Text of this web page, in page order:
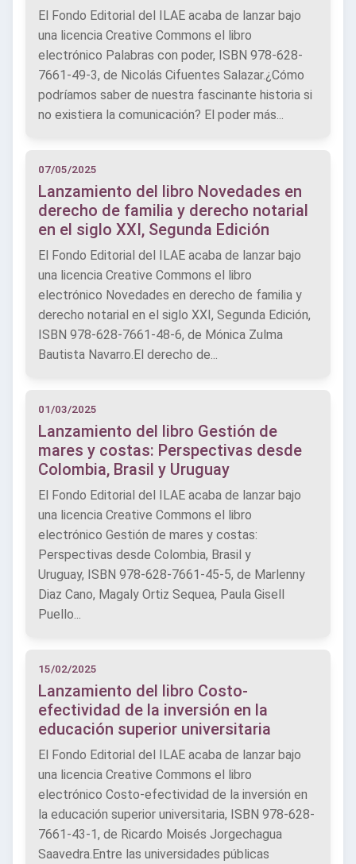
El Fondo Editorial del ILAE acaba de lanzar bajo
una licencia Creative Commons el libro
electrónico Palabras con poder, ISBN 978-628-
7661-49-3, de Nicolás Cifuentes Salazar.¿Cómo
podríamos saber de nuestra fascinante historia si
no existiera la comunicación? El poder más...
07/05/2025
Lanzamiento del libro Novedades en
derecho de familia y derecho notarial
en el siglo XXI, Segunda Edición
El Fondo Editorial del ILAE acaba de lanzar bajo
una licencia Creative Commons el libro
electrónico Novedades en derecho de familia y
derecho notarial en el siglo XXI, Segunda Edición,
ISBN 978-628-7661-48-6, de Mónica Zulma
Bautista Navarro.El derecho de...
01/03/2025
Lanzamiento del libro Gestión de
mares y costas: Perspectivas desde
Colombia, Brasil y Uruguay
El Fondo Editorial del ILAE acaba de lanzar bajo
una licencia Creative Commons el libro
electrónico Gestión de mares y costas:
Perspectivas desde Colombia, Brasil y
Uruguay, ISBN 978-628-7661-45-5, de Marlenny
Diaz Cano, Magaly Ortiz Sequea, Paula Gisell
Puello...
15/02/2025
Lanzamiento del libro Costo-
efectividad de la inversión en la
educación superior universitaria
El Fondo Editorial del ILAE acaba de lanzar bajo
una licencia Creative Commons el libro
electrónico Costo-efectividad de la inversión en
la educación superior universitaria, ISBN 978-628-
7661-43-1, de Ricardo Moisés Jorgechagua
Saavedra.Entre las universidades públicas